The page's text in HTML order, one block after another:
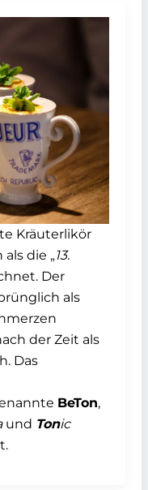
Kräuterlikör
die „13.
Der
als
der Zeit als
Das
BeTon,
und Tonic